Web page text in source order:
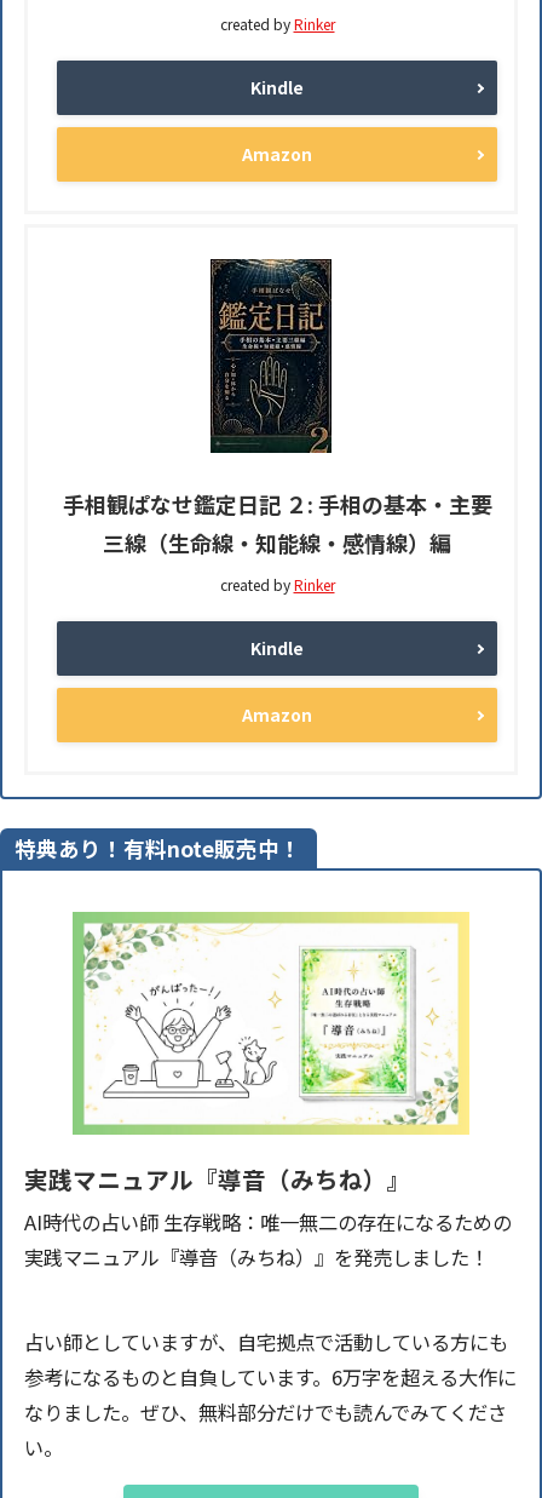
created byRinker
Kindle
Amazon
手相観ぱなせ鑑定日記 ２: 手相の基本・主要
三線（生命線・知能線・感情線）編
created byRinker
Kindle
Amazon
特典あり！有料note販売中！
実践マニュアル『導音（みちね）』
AI時代の占い師 生存戦略：唯一無二の存在になるための
実践マニュアル『導音（みちね）』を発売しました！
占い師としていますが、自宅拠点で活動している方にも
参考になるものと自負しています。6万字を超える大作に
なりました。ぜひ、無料部分だけでも読んでみてくださ
い。